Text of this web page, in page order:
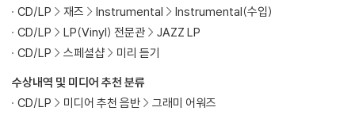
수상내역 및 미디어 추천 분류
CD/LP
미디어 추천 음반 그래미 어워즈
CD/LP
재즈 Instrumental
Instrumental(수입)
CD/LP
LP(Vinyl) 전문관
JAZZ LP
CD/LP
스페셜샵 미리 듣기